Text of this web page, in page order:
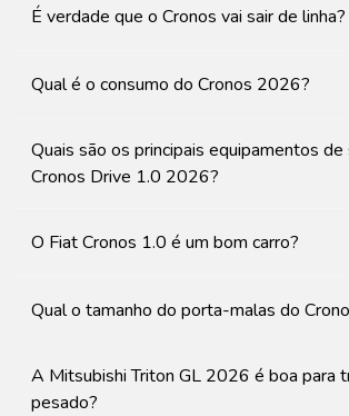
É verdade que o Cronos vai sair de linha?
Qual é o consumo do Cronos 2026?
Quais são os principais equipamentos de
Cronos Drive 1.0 2026?
O Fiat Cronos 1.0 é um bom carro?
Qual o tamanho do porta-malas do
A Mitsubishi Triton GL 2026 é boa para
pesado?